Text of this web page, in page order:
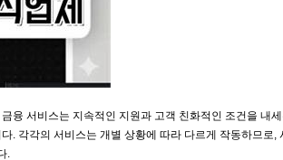
융 서비스는 지속적인 지원과 고객 친화적인 조건을 내
. 각각의 서비스는 개별 상황에 따라 다르게 작동하므로,
.